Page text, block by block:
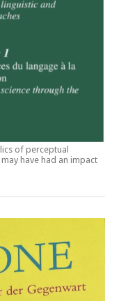
of perceptual
have had an impact